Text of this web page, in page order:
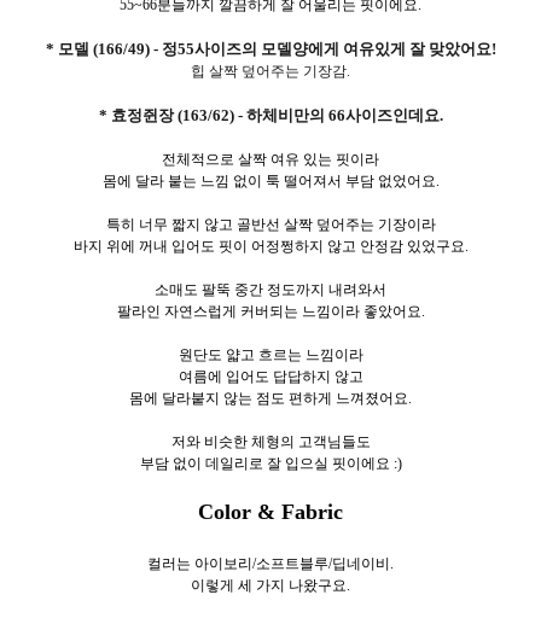
55~66분들까지 깔끔하게 잘 어울리는 핏이에요.
* 모델 (166/49) - 정55사이즈의 모델양에게 여유있게 잘 맞았어요!
힙 살짝 덮어주는 기장감.
* 효정쥔장 (163/62) - 하체비만의 66사이즈인데요.
전체적으로 살짝 여유 있는 핏이라
몸에 달라 붙는 느낌 없이 툭 떨어져서 부담 없었어요.
특히 너무 짧지 않고 골반선 살짝 덮어주는 기장이라
바지 위에 꺼내 입어도 핏이 어정쩡하지 않고 안정감 있었구요.
소매도 팔뚝 중간 정도까지 내려와서
팔라인 자연스럽게 커버되는 느낌이라 좋았어요.
원단도 얇고 흐르는 느낌이라
여름에 입어도 답답하지 않고
몸에 달라붙지 않는 점도 편하게 느껴졌어요.
저와 비슷한 체형의 고객님들도
부담 없이 데일리로 잘 입으실 핏이에요 :)
Color & Fabric
컬러는 아이보리/소프트블루/딥네이비.
이렇게 세 가지 나왔구요.